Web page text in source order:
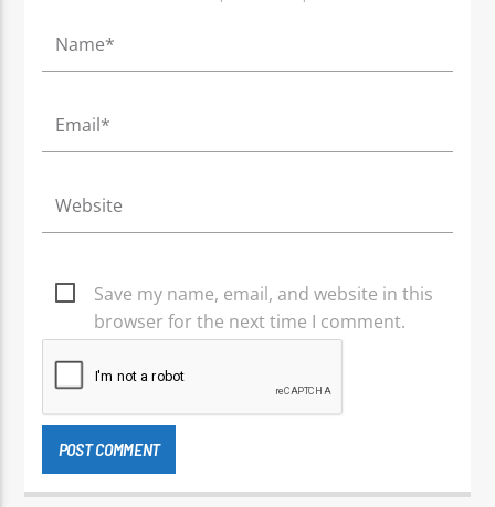
Save my name, email, and website in this
browser for the next time I comment.